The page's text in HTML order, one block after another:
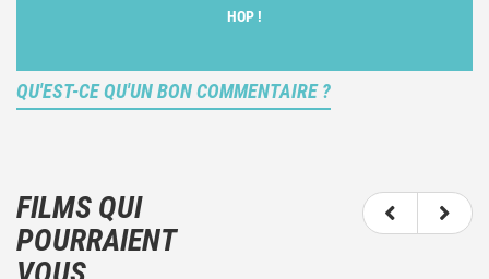
HOP !
QU'EST-CE QU'UN BON COMMENTAIRE ?
votre ressenti (et donc subjectif) du film.
N'hésitez pas à décrire clairement vos émotions
plutôt qu'à décrire le film.
FILMS QUI
POURRAIENT